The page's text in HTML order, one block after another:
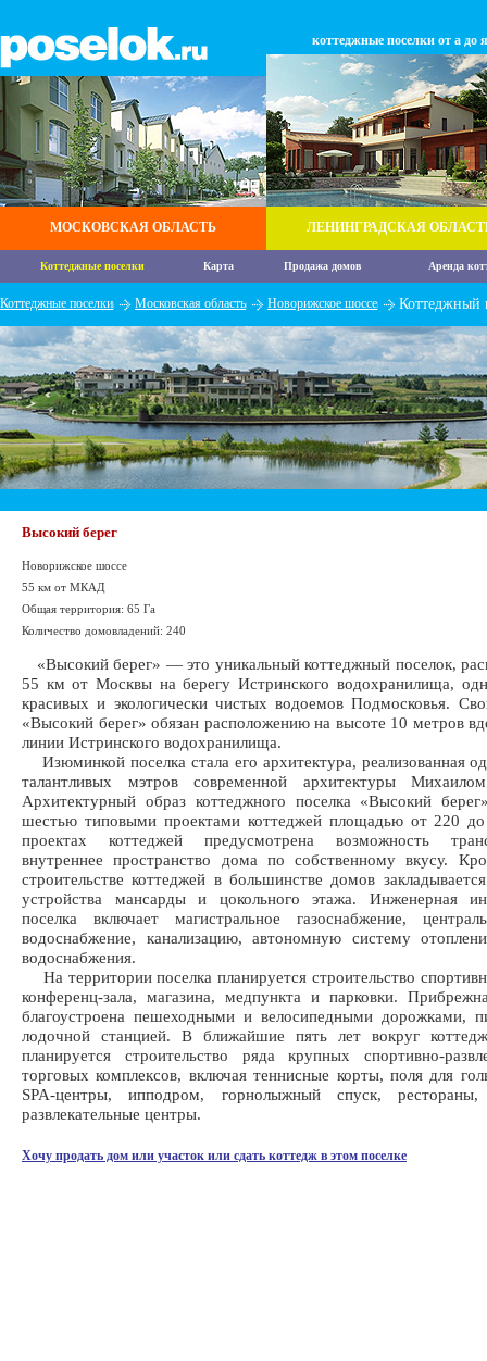
МОСКОВСКАЯ ОБЛАСТЬ
коттеджные поселки от а до я
ЛЕНИНГРАДСКАЯ
Коттеджные поселки Карта Продажа домов Аренда
Коттеджные поселки Московская область Новорижское шоссе Коттеджный
Высокий берег
Новорижское шоссе
55 км от МКАД
Общая территория: 65 Га
Количество домовладений: 240
«Высокий берег» — это уникальный коттеджный поселок,
55 км от Москвы на берегу Истринского водохранилища,
красивых и экологически чистых водоемов Подмосковья.
«Высокий берег» обязан расположению на высоте 10 метров
линии Истринского водохранилища.
Изюминкой поселка стала его архитектура, реализованная
талантливых мэтров современной архитектуры
Архитектурный образ коттеджного поселка «Высокий
шестью типовыми проектами коттеджей площадью от 220
проектах коттеджей предусмотрена возможность
внутреннее пространство дома по собственному вкусу.
строительстве коттеджей в большинстве домов
устройства мансарды и цокольного этажа. Инженерная
поселка включает магистральное газоснабжение,
водоснабжение, канализацию, автономную систему
водоснабжения.
На территории поселка планируется строительство
конференц-зала, магазина, медпункта и парковки.
благоустроена пешеходными и велосипедными дорожками,
лодочной станцией. В ближайшие пять лет вокруг
планируется строительство ряда крупных спортивно-
торговых комплексов, включая теннисные корты, поля для
SPA-центры, ипподром, горнолыжный спуск,
развлекательные центры.
Хочу продать дом или участок или сдать коттедж в этом поселке